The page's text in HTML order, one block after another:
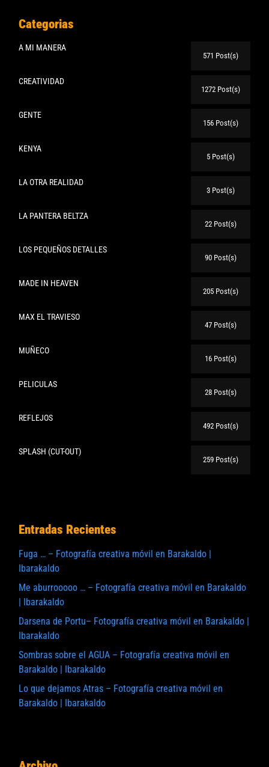
Categorias
A MI MANERA
571 Post(s)
CREATIVIDAD
1272 Post(s)
GENTE
156 Post(s)
KENYA
5 Post(s)
LA OTRA REALIDAD
3 Post(s)
LA PANTERA BELTZA
22 Post(s)
LOS PEQUEÑOS DETALLES
90 Post(s)
MADE IN HEAVEN
205 Post(s)
MAX EL TRAVIESO
47 Post(s)
MUÑECO
16 Post(s)
PELICULAS
28 Post(s)
REFLEJOS
492 Post(s)
SPLASH (CUT-OUT)
259 Post(s)
Entradas Recientes
Fuga … – Fotografía creativa móvil en Barakaldo |
Ibarakaldo
Me aburrooooo … – Fotografía creativa móvil en Barakaldo
| Ibarakaldo
Darsena de Portu– Fotografía creativa móvil en Barakaldo |
Ibarakaldo
Sombras sobre el AGUA – Fotografía creativa móvil en
Barakaldo | Ibarakaldo
Lo que dejamos Atras – Fotografía creativa móvil en
Barakaldo | Ibarakaldo